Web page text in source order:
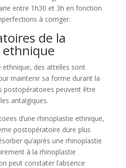
entre 1h30 et 3h en fonction
à corriger.
de la
ethnique, des attelles sont
maintenir sa forme durant la
postopératoires peuvent être
antalgiques.
d’une rhinoplastie ethnique,
postopératoire dure plus
qu’après une rhinoplastie
à la rhinoplastie
peut constater l’absence